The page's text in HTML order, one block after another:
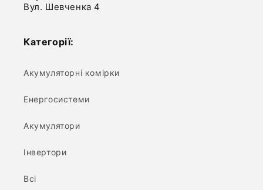
Вул. Шевченка 4
Категорії:
Акумуляторні комірки
Енергосистеми
Акумулятори
Інвертори
Всі